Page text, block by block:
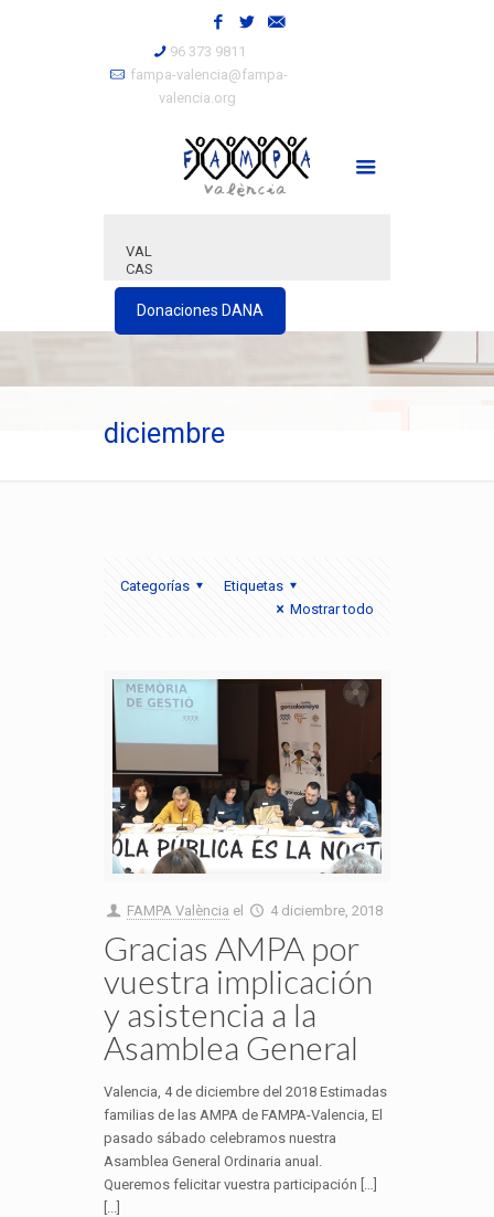
96 373 9811
fampa-valencia@fampa-
valencia.org
VAL
CAS
Donaciones DANA
diciembre
Categorías
Etiquetas
Mostrar todo
FAMPA València el 4 diciembre, 2018
Gracias AMPA por
vuestra implicación
y asistencia a la
Asamblea General
Valencia, 4 de diciembre del 2018 Estimadas
familias de las AMPA de FAMPA-Valencia, El
pasado sábado celebramos nuestra
Asamblea General Ordinaria anual.
Queremos felicitar vuestra participación […]
[...]